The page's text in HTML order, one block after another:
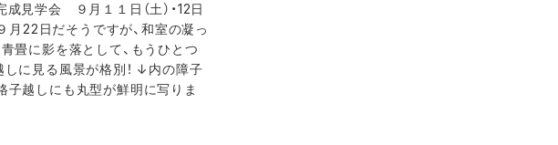
見学会 ９月１１日（土）・12日
月22日だそうですが、和室の凝っ
畳に影を落として、もうひとつ
に見る風景が格別！ ↓内の障子
子越しにも丸型が鮮明に写りま